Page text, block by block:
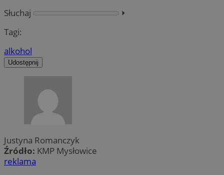
Słuchaj
⏵︎
Tagi:
alkohol
Udostępnij
Justyna Romanczyk
Źródło: KMP Mysłowice
reklama